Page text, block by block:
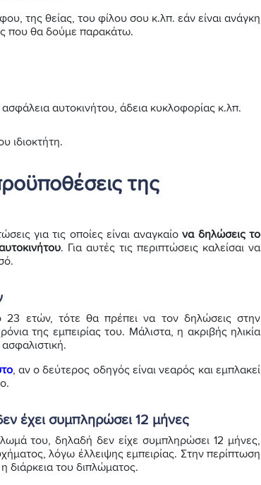
της θείας, του φίλου σου κ.λπ. εάν είναι ανάγκη
που θα δούμε παρακάτω.
αυτοκινήτου, άδεια κυκλοφορίας κ.λπ.
ιδιοκτήτη.
της
για τις οποίες είναι αναγκαίονα δηλώσεις το
. Για αυτές τις περιπτώσεις καλείσαι να
23 ετών, τότε θα πρέπει να τον δηλώσεις στην
της εμπειρίας του. Μάλιστα, η ακριβής ηλικία
, αν ο δεύτερος οδηγός είναι νεαρός και εμπλακεί
έχει συμπληρώσει 12 μήνες
του, δηλαδή δεν είχε συμπληρώσει 12 μήνες,
λόγω έλλειψης εμπειρίας. Στην περίπτωση
διάρκεια του διπλώματος.